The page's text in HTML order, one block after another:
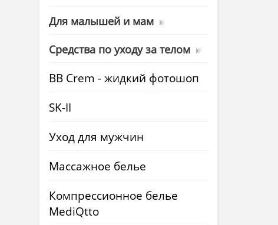
Для малышей и мам
Средства по уходу за телом
BB Crem - жидкий фотошоп
SK-II
Уход для мужчин
Массажное белье
Компрессионное белье
MediQtto